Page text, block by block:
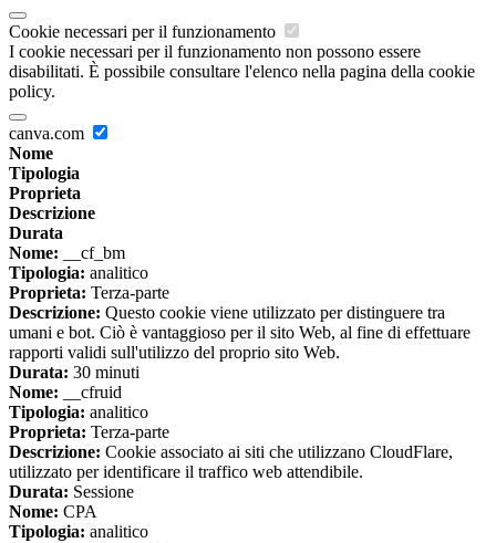
Cookie necessari per il funzionamento
I cookie necessari per il funzionamento non possono essere
disabilitati. È possibile consultare l'elenco nella pagina della cookie
policy.
canva.com
Nome
Tipologia
Proprieta
Descrizione
Durata
Nome: __cf_bm
Tipologia: analitico
Proprieta: Terza-parte
Descrizione: Questo cookie viene utilizzato per distinguere tra
umani e bot. Ciò è vantaggioso per il sito Web, al fine di effettuare
rapporti validi sull'utilizzo del proprio sito Web.
Durata: 30 minuti
Nome: __cfruid
Tipologia: analitico
Proprieta: Terza-parte
Descrizione: Cookie associato ai siti che utilizzano CloudFlare,
utilizzato per identificare il traffico web attendibile.
Durata: Sessione
Nome: CPA
Tipologia: analitico